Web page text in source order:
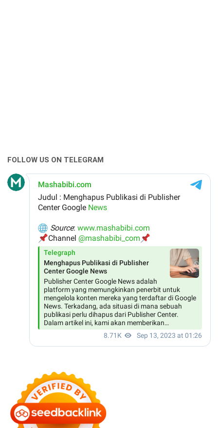
FOLLOW US ON TELEGRAM